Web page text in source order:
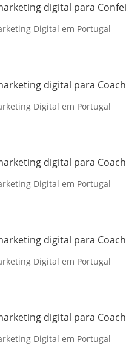
digital para
Digital em Portugal
digital para
Digital em Portugal
digital para
Digital em Portugal
digital para
Digital em Portugal
digital para
Digital em Portugal